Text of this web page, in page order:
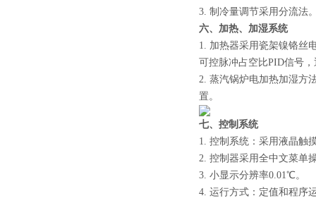
3. 制冷量调节采用分流法
六、加热、加湿系统
1. 加热器采用瓷架镍铬丝
可控脉冲占空比PID信号
2. 蒸汽锅炉电加热加湿方
置。
七、控制系统
1. 控制系统：采用液晶触
2. 控制器采用全中文菜单
3. 小显示分辨率0.01℃。
4. 运行方式：定值和程序